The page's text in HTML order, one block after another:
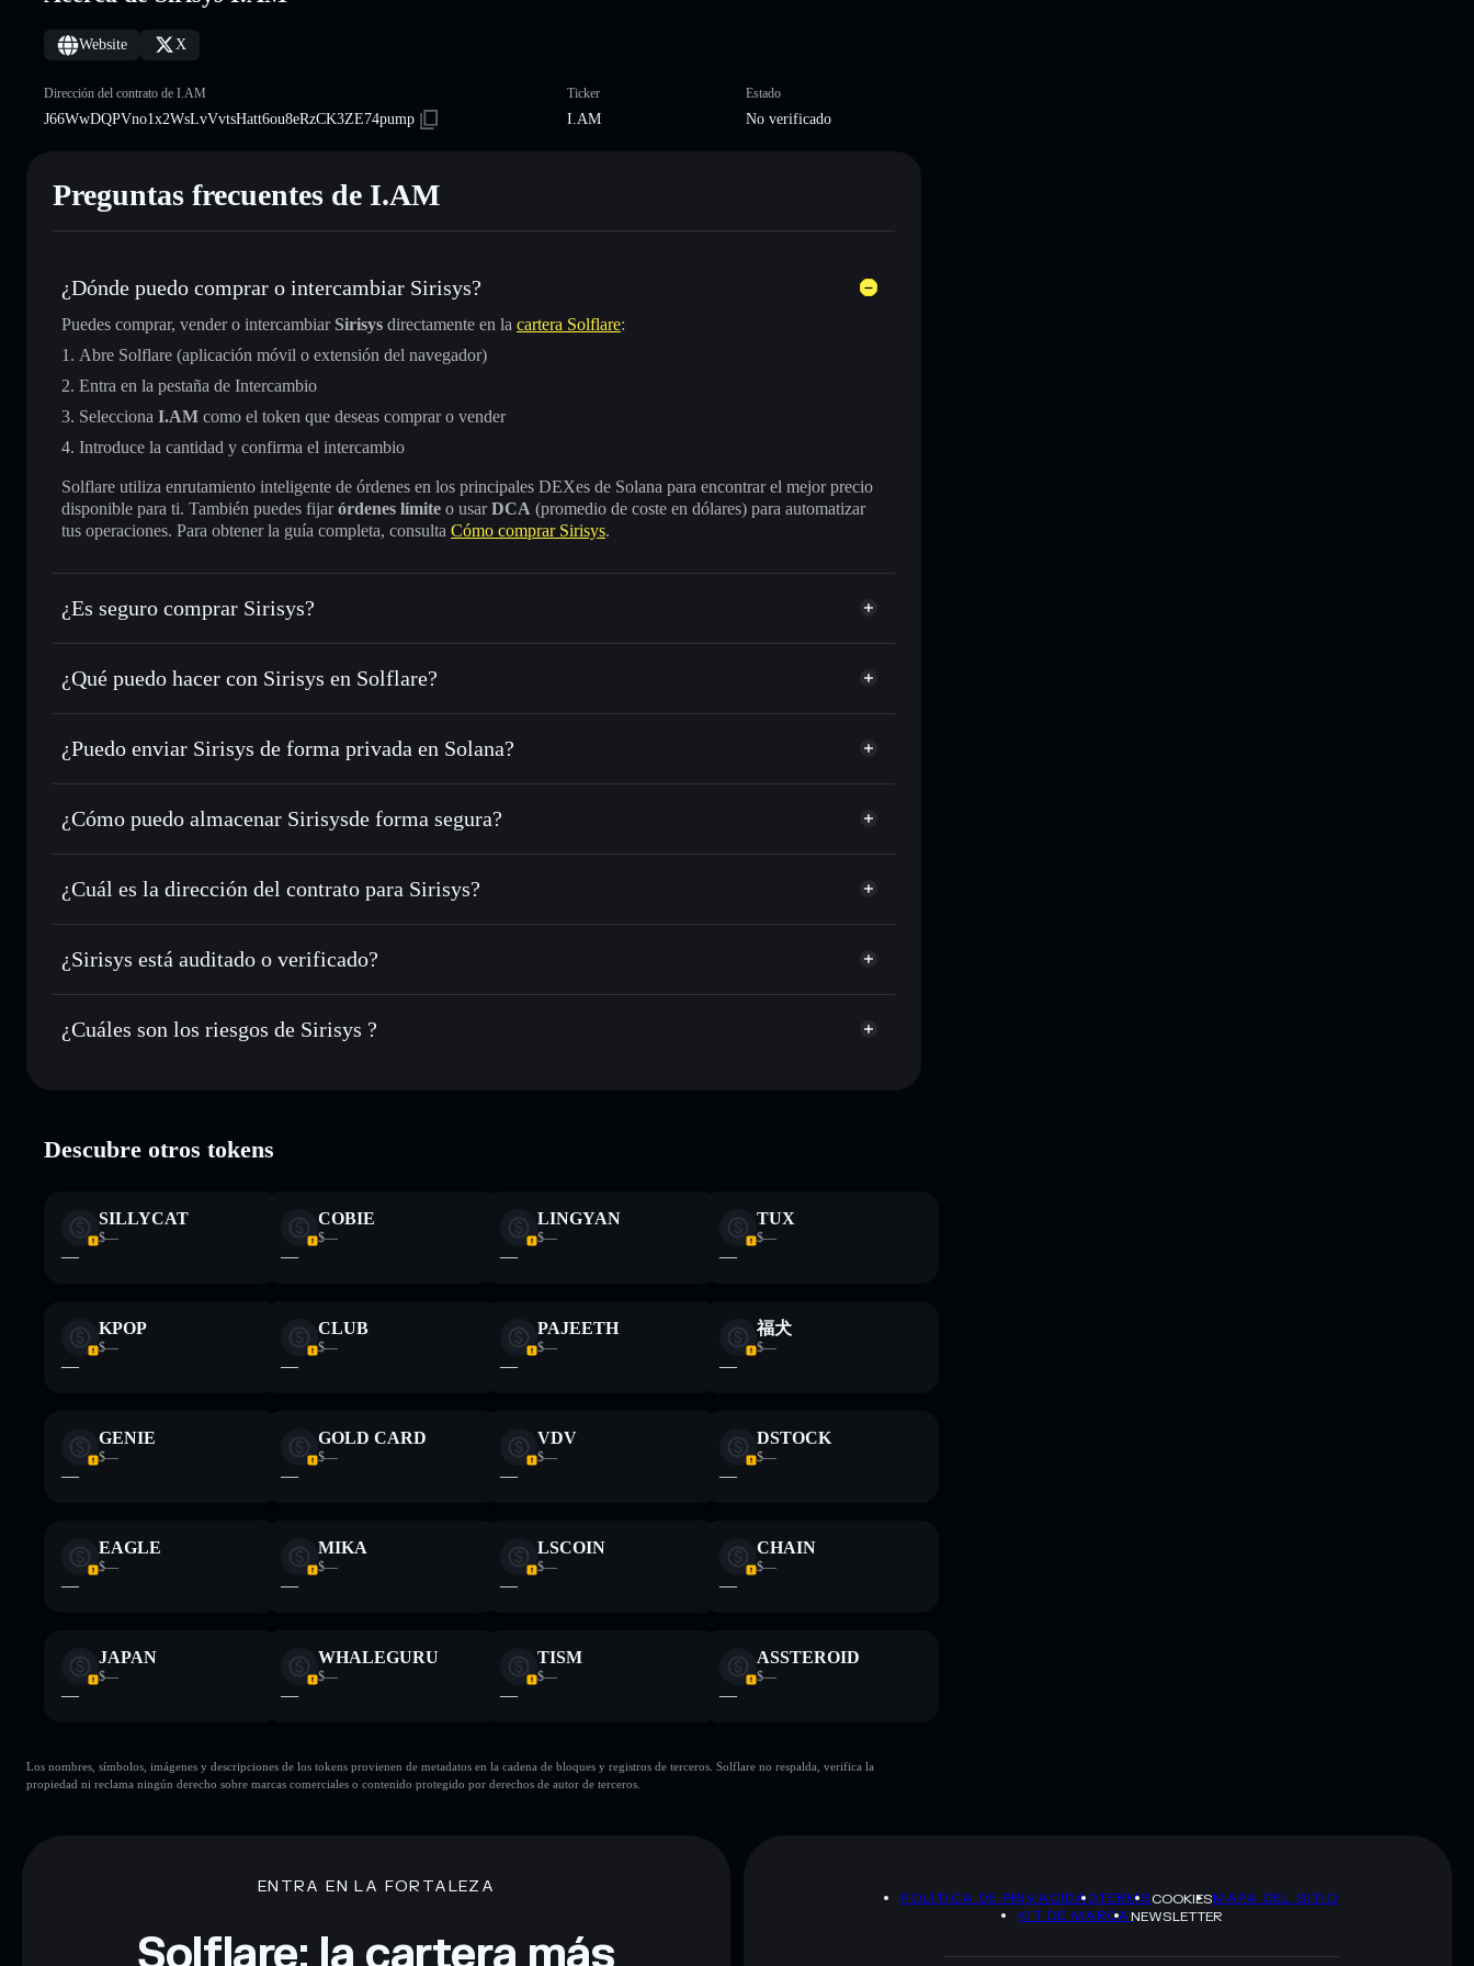
Website X
Dirección del contrato de I.AM
J66WwDQPVno1x2WsLvVvtsHatt6ou8eRzCK3ZE74pump
Ticker
I.AM
Estado
No verificado
Preguntas frecuentes de I.AM
¿Dónde puedo comprar o intercambiar Sirisys?
Puedes comprar, vender o intercambiar Sirisys directamente en la cartera Solflare:
Abre Solflare (aplicación móvil o extensión del navegador)
Entra en la pestaña de Intercambio
Selecciona I.AM como el token que deseas comprar o vender
Introduce la cantidad y confirma el intercambio
Solflare utiliza enrutamiento inteligente de órdenes en los principales DEXes de Solana para encontrar el mejor precio
disponible para ti. También puedes fijarórdenes límite o usarDCA (promedio de coste en dólares) para automatizar
tus operaciones. Para obtener la guía completa, consulta Cómo comprar Sirisys.
¿Es seguro comprar Sirisys?
Sirisys no está verificado
¿Qué puedo hacer con Sirisys en Solflare?
Sirisys
cartera de Solflare
Intercambiar al instante : operar con I.AM para SOL, USDC o miles de otros tokens de Solana con enrutamiento
Utilizar DCA: promedio de coste en dólares en I.AM a lo largo del tiempo
Enviar de forma privada: transferir I.AM sin vincular públicamente las carteras usando el agregador de privacidad
integrado de Solflare
Holdear de forma segura: almacenar I.AM en una cartera sin custodia donde tú controla tus claves privadas
¿Puedo enviar Sirisys de forma privada en Solana?
agregador de privacidad
¿Cómo puedo almacenar Sirisysde forma segura?
Sirisys cartera sin custodia Solflare
¿Cuál es la dirección del contrato para Sirisys?
Sirisys
J66WwDQPVno1x2WsLvVvtsHatt6ou8eRzCK3ZE74pump
¿Sirisys está auditado o verificado?
Sirisys no está verificado actualmente
¿Cuáles son los riesgos de Sirisys ?
Descubre otros tokens
SILLYCAT
$—
—
COBIE
$—
—
LINGYAN
$—
—
TUX
$—
—
KPOP
$—
—
CLUB
$—
—
PAJEETH
$—
—
福犬
$—
—
GENIE
$—
—
GOLD CARD
$—
—
VDV
$—
—
DSTOCK
$—
—
EAGLE
$—
—
MIKA
$—
—
LSCOIN
$—
—
CHAIN
$—
—
JAPAN
$—
—
WHALEGURU
$—
—
TISM
$—
—
ASSTEROID
$—
—
Los nombres, símbolos, imágenes y descripciones de los tokens provienen de metadatos en la cadena de bloques y registros de terceros. Solflare no respalda, verifica la
propiedad ni reclama ningún derecho sobre marcas comerciales o contenido protegido por derechos de autor de terceros.
ENTRA EN LA FORTALEZA
POLÍTICA DE PRIVACIDADTERMSCOOKIESMAPA DEL SITIO
KIT DE MARCANEWSLETTER